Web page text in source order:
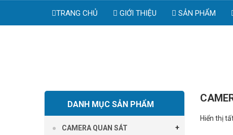
TRANG CHỦ GIỚI THIỆU SẢN PHẨM
Hiển thị
DANH MỤC SẢN PHẨM
CAMERA QUAN SÁT